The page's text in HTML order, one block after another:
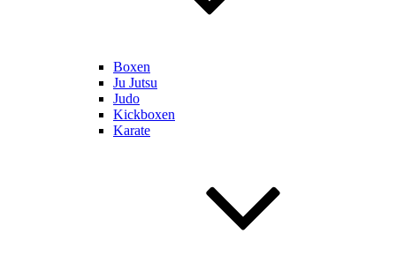
Boxen
Ju Jutsu
Judo
Kickboxen
Karate